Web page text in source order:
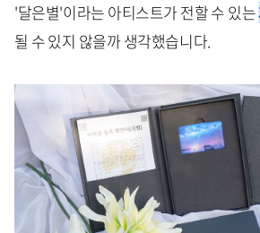
'달은별'이라는 아티스트가 전할 수 있는
될 수 있지 않을까 생각했습니다.